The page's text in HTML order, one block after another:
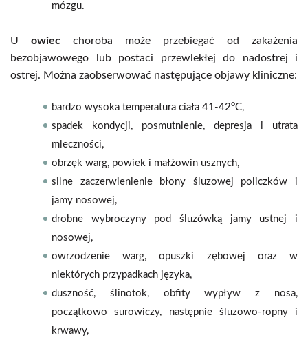
mózgu.
U owiec choroba może przebiegać od zakażenia
bezobjawowego lub postaci przewlekłej do nadostrej i
ostrej. Można zaobserwować następujące objawy kliniczne:
bardzo wysoka temperatura ciała 41-42oC,
spadek kondycji, posmutnienie, depresja i utrata
mleczności,
obrzęk warg, powiek i małżowin usznych,
silne zaczerwienienie błony śluzowej policzków i
jamy nosowej,
drobne wybroczyny pod śluzówką jamy ustnej i
nosowej,
owrzodzenie warg, opuszki zębowej oraz w
niektórych przypadkach języka,
duszność, ślinotok, obfity wypływ z nosa,
początkowo surowiczy, następnie śluzowo-ropny i
krwawy,